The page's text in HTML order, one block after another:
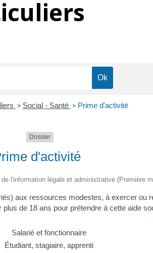
> Social - Santé > Prime d'activité
Dossier
d'activité
l'information légale et administrative (Première
aux ressources modestes, à exercer ou
plus de 18 ans pour prétendre à cette aide
Salarié et fonctionnaire
Étudiant, stagiaire, apprenti